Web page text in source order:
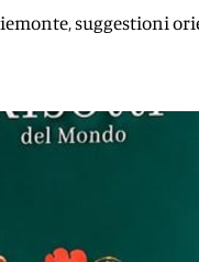
suggestioni